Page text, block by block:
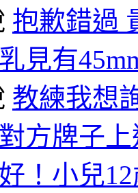
抱歉錯過
見有
教練我想
方牌子
！小兒